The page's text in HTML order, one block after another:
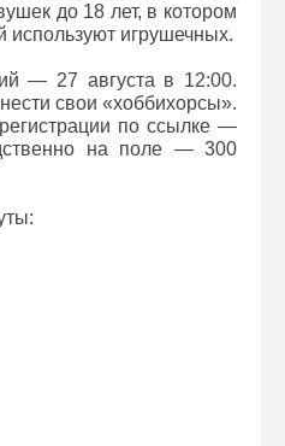
до 18 лет, в котором
игрушечных.
— 27 августа в 12:00.
свои «хоббихорсы».
по ссылке —
на поле — 300